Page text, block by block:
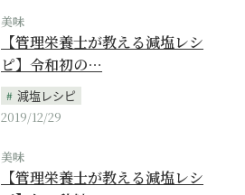
美味
【管理栄養士が教える減塩レシ
ピ】令和初の…
減塩レシピ
2019/12/29
美味
【管理栄養士が教える減塩レシ